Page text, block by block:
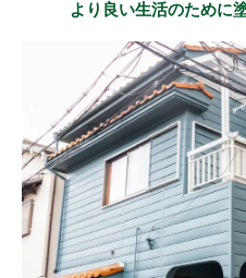
より良い生活のために